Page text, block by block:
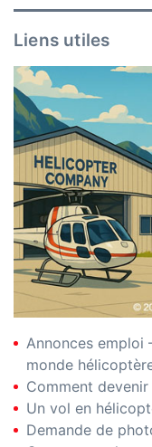
Liens utiles
Annonces emploi
monde
Comment
Un vol en
Demande de